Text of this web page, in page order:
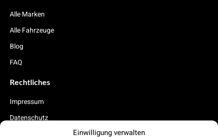
Einwilligung verwalten
Alle Marken
Alle Fahrzeuge
Blog
FAQ
Rechtliches
Impressum
Datenschutz